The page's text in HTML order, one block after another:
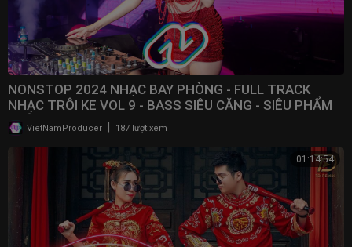
NONSTOP 2024 NHẠC BAY PHÒNG - FULL TRACK
NHẠC TRÔI KE VOL 9 - BASS SIÊU CĂNG - SIÊU PHẨM
PHÒNG BAY
VietNamProducer 187 lượt xem
01:14:54